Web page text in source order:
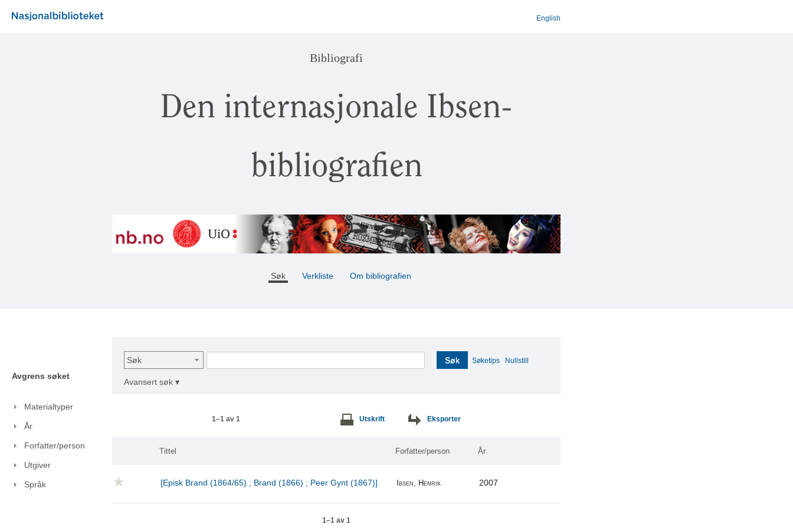
English
Bibliografi
Den internasjonale Ibsen-
bibliografien
Søk Verkliste Om bibliografien
Avgrens søket
Materialtyper
År
Forfatter/person
Utgiver
Språk
Søk Søk Søketips Nullstill
Avansert søk ▾
1–1 av 1 Utskrift Eksporter
Tittel Forfatter/person År
[Episk Brand (1864/65) ; Brand (1866) ; Peer Gynt (1867)] Ibsen, Henrik 2007
1–1 av 1